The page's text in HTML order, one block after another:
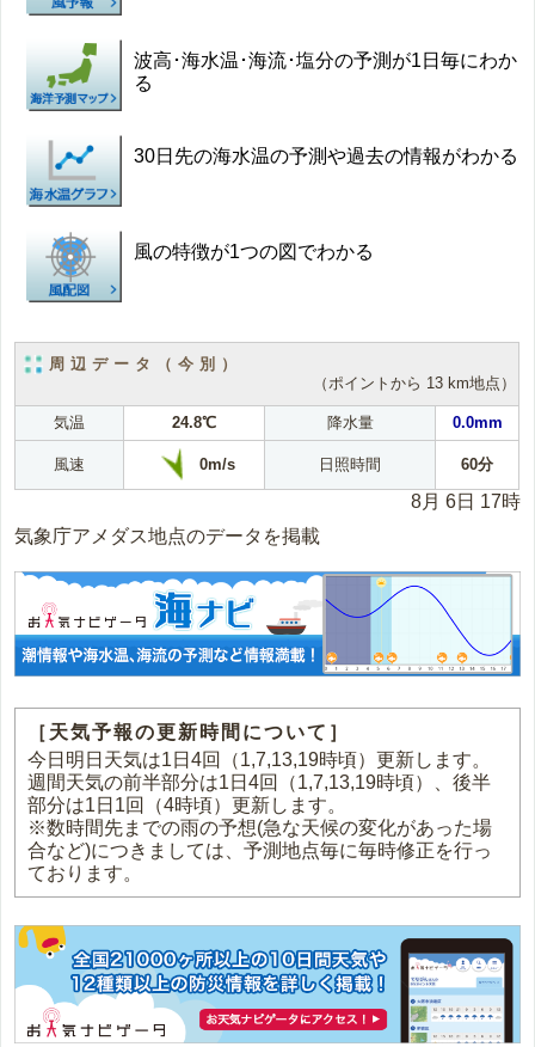
波高･海水温･海流･塩分の予測が1日毎にわか
る
30日先の海水温の予測や過去の情報がわかる
風の特徴が1つの図でわかる
周辺データ（今別）
（ポイントから 13 km地点）
気温 24.8℃ 降水量 0.0mm
風速 0m/s 日照時間 60分
8月 6日 17時
気象庁アメダス地点のデータを掲載
［天気予報の更新時間について］
今日明日天気は1日4回（1,7,13,19時頃）更新します。
週間天気の前半部分は1日4回（1,7,13,19時頃）、後半
部分は1日1回（4時頃）更新します。
※数時間先までの雨の予想(急な天候の変化があった場
合など)につきましては、予測地点毎に毎時修正を行っ
ております。